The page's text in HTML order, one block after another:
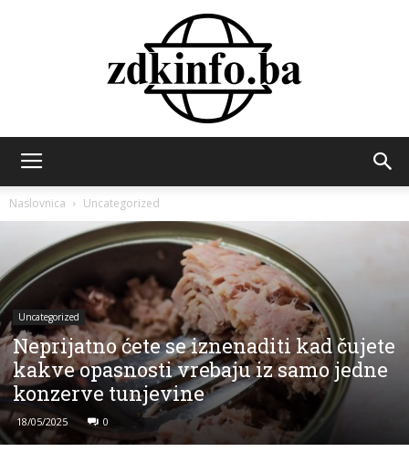
INFO
Naslovnica Uncategorized
Uncategorized
Neprijatno ćete se iznenaditi kad čujete
kakve opasnosti vrebaju iz samo jedne
konzerve tunjevine
18/05/2025 0